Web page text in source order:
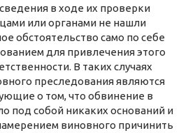
в ходе их проверки
или органами не нашли
обстоятельство само по себе
для привлечения этого
В таких случаях
преследования являются
о том, что обвинение в
под собой никаких оснований и
виновного причинить